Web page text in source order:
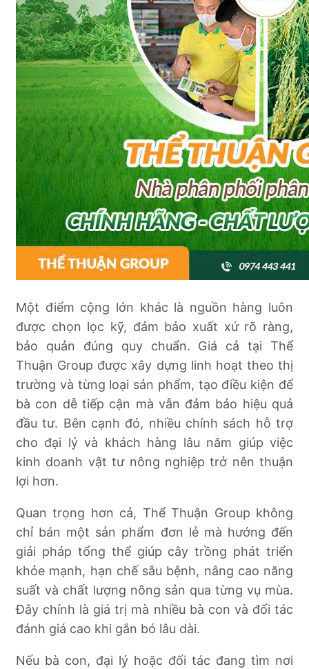
Một điểm cộng lớn khác là nguồn hàng luôn
được chọn lọc kỹ, đảm bảo xuất xứ rõ ràng,
bảo quản đúng quy chuẩn. Giá cả tại Thể
Thuận Group được xây dựng linh hoạt theo thị
trường và từng loại sản phẩm, tạo điều kiện để
bà con dễ tiếp cận mà vẫn đảm bảo hiệu quả
đầu tư. Bên cạnh đó, nhiều chính sách hỗ trợ
cho đại lý và khách hàng lâu năm giúp việc
kinh doanh vật tư nông nghiệp trở nên thuận
lợi hơn.
Quan trọng hơn cả, Thể Thuận Group không
chỉ bán một sản phẩm đơn lẻ mà hướng đến
giải pháp tổng thể giúp cây trồng phát triển
khỏe mạnh, hạn chế sâu bệnh, nâng cao năng
suất và chất lượng nông sản qua từng vụ mùa.
Đây chính là giá trị mà nhiều bà con và đối tác
đánh giá cao khi gắn bó lâu dài.
Nếu bà con, đại lý hoặc đối tác đang tìm nơi